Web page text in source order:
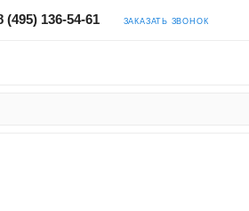
(495) 136-54-61 ЗАКАЗАТЬ ЗВОНОК